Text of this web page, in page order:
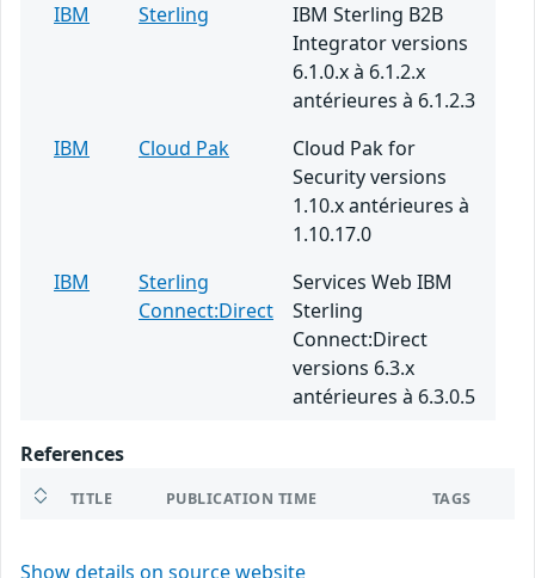
IBM
Sterling
IBM Sterling B2B
Integrator versions
6.1.0.x à 6.1.2.x
antérieures à 6.1.2.3
IBM
Cloud Pak
Cloud Pak for
Security versions
1.10.x antérieures à
1.10.17.0
IBM
Sterling
Connect:Direct
Services Web IBM
Sterling
Connect:Direct
versions 6.3.x
antérieures à 6.3.0.5
References
TITLE PUBLICATION TIME TAGS
Show details on source website